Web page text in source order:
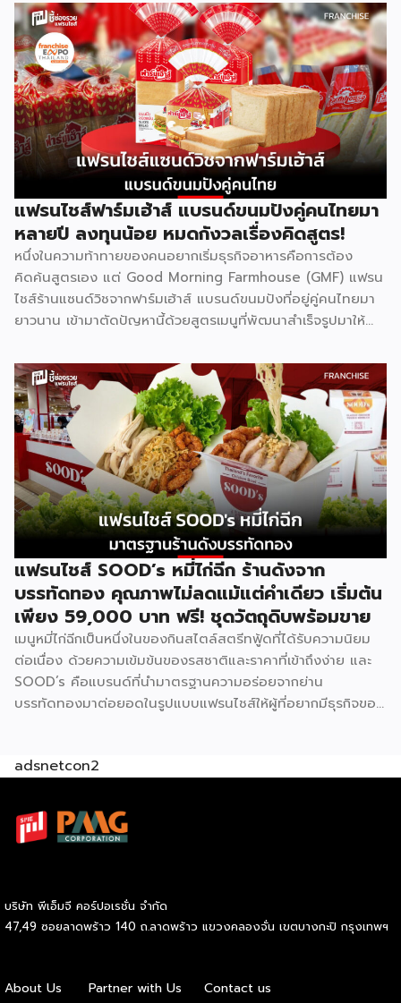
Bright Up Kids คือแบรนด์แฟรนไชส์การศึกษาที่เข้ามาตอบ
โจทย์นี้ ด้วยหลักสูตรที่ได้รับการยอมรับว่าติด 1 ใน 10 กวดวิชาที่
ดีที่สุดในประเทศไทย จุดเด่นสำคัญคืองบลงทุนเริ่มต้นเพียง
79,000 บาท พร้อมระบบเทรนแบบมืออาชีพให้ฟรี ทำให้ผู้ที่ไม่มี
ประสบการณ์ด้านการสอนมาก่อนก็สามารถเป็นเจ้าของธุรกิจกวด
วิชาได้ รู้จัก Bright Up Kids ก่อนตัดสินใจ Bright Up Kids
เป็นแฟรนไชส์การศึกษาที่มีหลักสูตรครบ จบที่เดียว ครอบคลุม
วิชาหลักอย่างคณิตศาสตร์ วิทยาศาสตร์ และภาษาอังกฤษ ซึ่งเป็น
วิชาที่ผู้ปกครองส่วนใหญ่ให้ความสำคัญที่สุดในการติวเสริมให้ลูก
จุดแข็งที่ทำให้แบรนด์ได้รับความเชื่อถือคือการติดอันดับ 1 ใน 10
[…]
แฟรนไชส์ฟาร์มเฮ้าส์ แบรนด์ขนมปังคู่คนไทยมา
หลายปี ลงทุนน้อย หมดกังวลเรื่องคิดสูตร!
หนึ่งในความท้าทายของคนอยากเริ่มธุรกิจอาหารคือการต้อง
คิดค้นสูตรเอง แต่ Good Morning Farmhouse (GMF) แฟรน
ไชส์ร้านแซนด์วิชจากฟาร์มเฮ้าส์ แบรนด์ขนมปังที่อยู่คู่คนไทยมา
ยาวนาน เข้ามาตัดปัญหานี้ด้วยสูตรเมนูที่พัฒนาสำเร็จรูปมาให้
GMF คือการลงทุนที่ไม่สูง ไม่ต้องกังวลเรื่องการคิดสูตรอาหาร
เพราะทุกอย่างมีมาตรฐานจากฟาร์มเฮ้าส์รองรับอยู่แล้ว เหมาะกับ
ผู้ที่อยากมีธุรกิจของตัวเองแต่ไม่มีพื้นฐานด้านการทำอาหาร รู้จัก
Good Morning Farmhouse ก่อนตัดสินใจ Good Morning
Farmhouse เป็นโครงการแฟรนไชส์ภายใต้บริษัทฟาร์มเฮ้าส์ ที่
เปิดโอกาสให้ผู้สนใจมีธุรกิจเป็นของตัวเอง ประกอบการได้ในเวลา
สั้นๆ โดยผู้ร่วมค้าจะได้รับสิทธิ์พิเศษในการซื้อส่วนผสมแซนด์วิช
สูตรเฉพาะจากฟาร์มเฮ้าส์โดยตรง พร้อมการสนับสนุนด้าน
อุปกรณ์ วัตถุดิบ และการอบรมทักษะการทำแซนด์วิชอย่างถูกวิธี
ตามหลักสุขาภิบาลและอนามัย เมนูของแบรนด์มีให้เลือกถึง 8 ไส้
ได้แก่ แซนด์วิชโฮลวีตไส้แฮมหมูหยอง ไส้แฮม ไส้ปูอัด ไส้ไข่ดาว
หมูหยองพริกเผา ไส้เทสตี้แฮม ไส้ทูน่าหมูหยอง ไส้ทูน่า และไส้
หมูหยองพริกเผา ครอบคลุมทั้งรสชาติคลาสสิกและรสชาติที่คน
ไทยคุ้นเคย ปรัชญาสำคัญที่ผู้ร่วมค้าต้องยึดถือคือ “แซนด์วิชมี
คุณภาพ ใหม่ สด สะอาด อร่อย” ภายใต้มาตรฐานของฟาร์มเฮ้าส์
ปัจจุบัน GMF ได้รับความนิยมกระจายอยู่ทั่วกรุงเทพฯ และ
ปริมณฑล […]
แฟรนไชส์ SOOD’s หมี่ไก่ฉีก ร้านดังจาก
บรรทัดทอง คุณภาพไม่ลดแม้แต่คำเดียว เริ่มต้น
เพียง 59,000 บาท ฟรี! ชุดวัตถุดิบพร้อมขาย
เมนูหมี่ไก่ฉีกเป็นหนึ่งในของกินสไตล์สตรีทฟู้ดที่ได้รับความนิยม
ต่อเนื่อง ด้วยความเข้มข้นของรสชาติและราคาที่เข้าถึงง่าย และ
SOOD’s คือแบรนด์ที่นำมาตรฐานความอร่อยจากย่าน
บรรทัดทองมาต่อยอดในรูปแบบแฟรนไชส์ให้ผู้ที่อยากมีธุรกิจของ
ทางการ เริ่มต้นเพียง 59,000 บาท ก็สามารถเปิดขายได้ทันที
ก่อนตัดสินใจ จุดขายหลักของ SOOD’s คือความอร่อยแบบต้น
ตำรับ มาตรฐานเดียวกับร้านดังจากบรรทัดทอง แต่นำมาปรับให้
กล่องมีรสชาติสม่ำเสมอไม่ว่าจะสั่งจากสาขาไหน เมนูของแบรนด์
เน้นความเรียบง่ายแต่จัดเต็มด้านรสชาติ ได้แก่ หมี่ไก่ฉีก ไซส์ S
ราคา 69 บาท และไซส์ M ราคา 85 บาท หมี่ไก่แซ่บไซส์ M ราคา
นุ่มกำลังดี เนื้อไก่ฉีกแน่น หมูย่างหอมฉ่ำ […]
adsnetcon2
บริษัท พีเอ็มจี คอร์ปอเรชั่น จำกัด
47,49 ซอยลาดพร้าว 140 ถ.ลาดพร้าว แขวงคลองจั่น เขตบางกะปิ กรุงเทพฯ
About Us Partner with Us Contact us